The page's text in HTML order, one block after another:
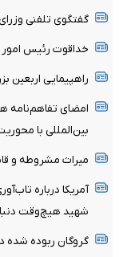
گفتگوی تلفنی وزرای
خداقوت رئیس امور
راهپیمایی
امضای تفاهم‌نامه
بین‌المللی با
میراث مشروطه و
آمریکا درباره
شهید هیچ‌وقت
گروگان ربوده‌ شده در کهنوج پس از